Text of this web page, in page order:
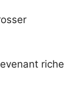
riche